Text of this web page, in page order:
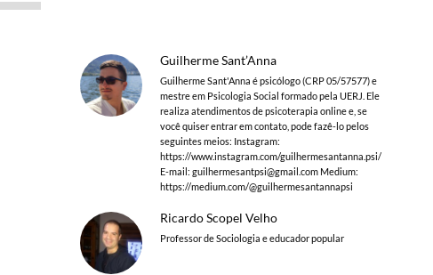
Guilherme Sant’Anna
Guilherme Sant'Anna é psicólogo (CRP 05/57577) e
mestre em Psicologia Social formado pela UERJ. Ele
realiza atendimentos de psicoterapia online e, se
você quiser entrar em contato, pode fazê-lo pelos
seguintes meios: Instagram:
https://www.instagram.com/guilhermesantanna.psi/
E-mail: guilhermesantpsi@gmail.comMedium:
https://medium.com/@guilhermesantannapsi
Ricardo Scopel Velho
Professor de Sociologia e educador popular